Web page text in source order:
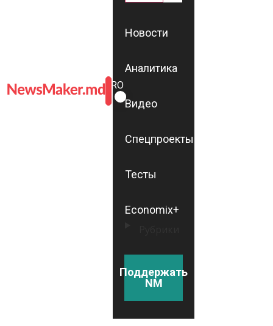
ROMÂNĂ
RU
Новости
Аналитика
Видео
Спецпроекты
Тесты
Economix+
Поддержать
NM